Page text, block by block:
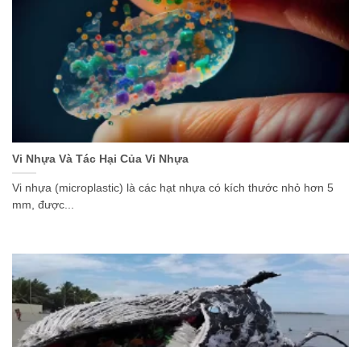
Vi Nhựa Và Tác Hại Của Vi Nhựa
Vi nhựa (microplastic) là các hạt nhựa có kích thước nhỏ hơn 5
mm, được...